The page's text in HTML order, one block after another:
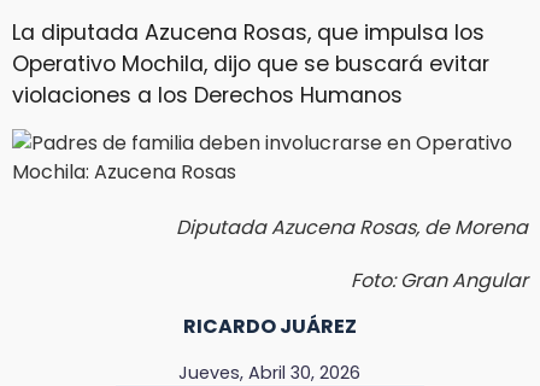
La diputada Azucena Rosas, que impulsa los
Operativo Mochila, dijo que se buscará evitar
violaciones a los Derechos Humanos
Diputada Azucena Rosas, de Morena
Foto: Gran Angular
RICARDO JUÁREZ
Jueves, Abril 30, 2026